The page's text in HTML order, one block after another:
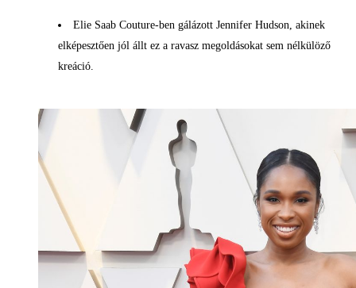
Elie Saab Couture-ben gálázott Jennifer Hudson, akinek
elképesztően jól állt ez a ravasz megoldásokat sem nélkülöző
kreáció.